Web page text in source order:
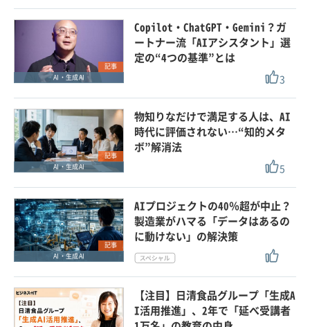
記事
AI・生成AI
Copilot・ChatGPT・Gemini？ガ
ートナー流「AIアシスタント」選
定の“4つの基準”とは
3
記事
AI・生成AI
物知りなだけで満足する人は、AI
時代に評価されない…“知的メタ
ボ”解消法
5
記事
AI・生成AI
AIプロジェクトの40％超が中止？
製造業がハマる「データはあるの
に動けない」の解決策
【注目】日清食品グループ「生成A
I活用推進」、2年で「延べ受講者